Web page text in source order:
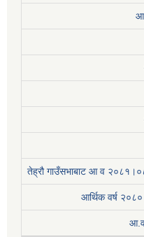
तेह्रौ गाउँसभाबाट आ व
आर्थिक वर्ष